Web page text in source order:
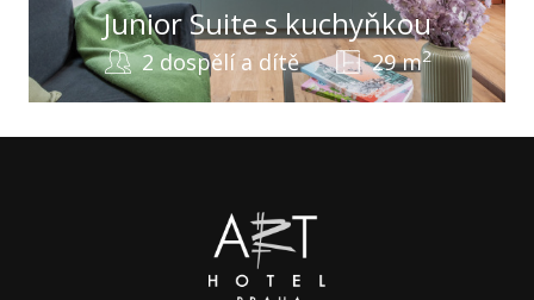
Junior Suite s kuchyňkou
2 dospělí a dítě 29 m2